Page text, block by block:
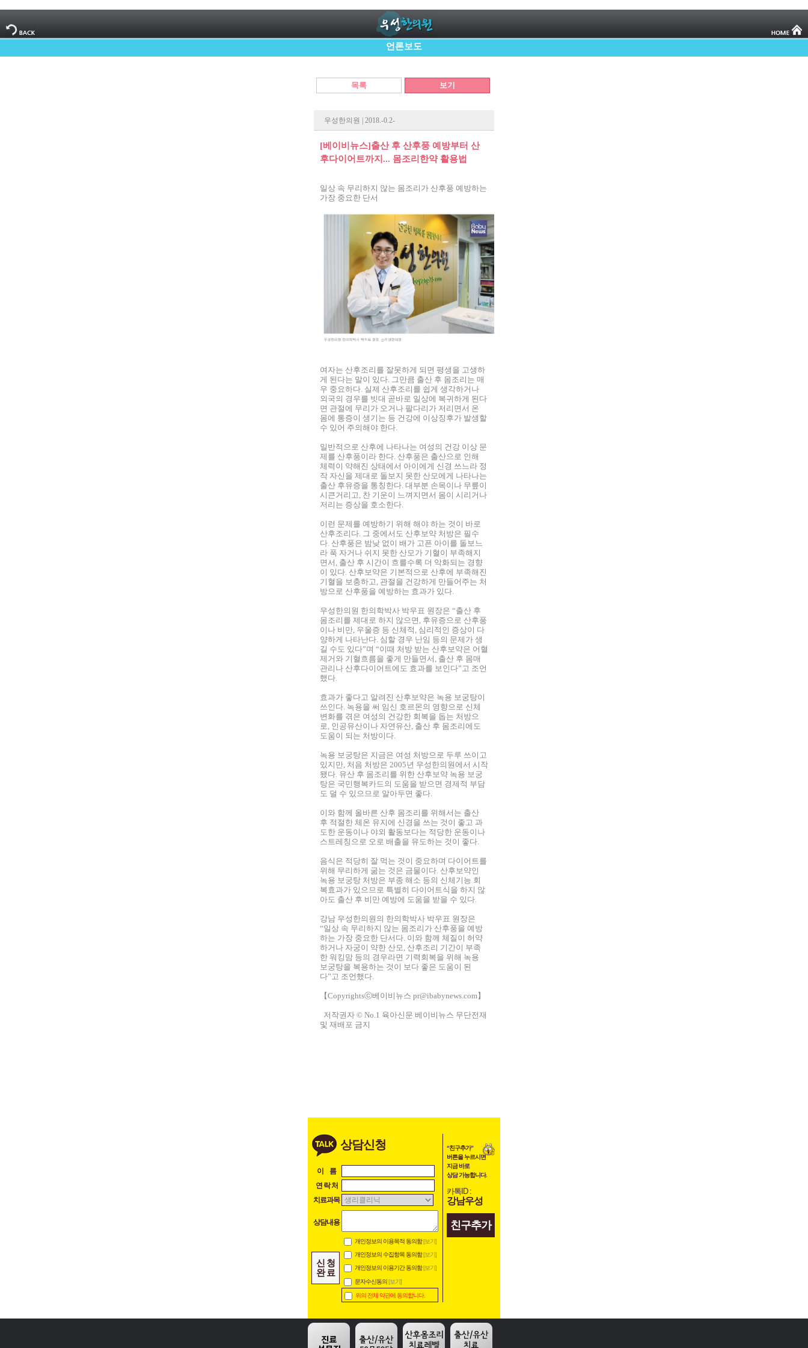
언론보도
목록 보기
우성한의원 | 2018.-0.2-
[베이비뉴스]출산 후 산후풍 예방부터 산
후다이어트까지... 몸조리한약 활용법
일상 속 무리하지 않는 몸조리가 산후풍 예방하는
가장 중요한 단서
여자는 산후조리를 잘못하게 되면 평생을 고생하
게 된다는 말이 있다. 그만큼 출산 후 몸조리는 매
우 중요하다. 실제 산후조리를 쉽게 생각하거나
외국의 경우를 빗대 곧바로 일상에 복귀하게 된다
면 관절에 무리가 오거나 팔다리가 저리면서 온
몸에 통증이 생기는 등 건강에 이상징후가 발생할
수 있어 주의해야 한다.
일반적으로 산후에 나타나는 여성의 건강 이상 문
제를 산후풍이라 한다. 산후풍은 출산으로 인해
체력이 약해진 상태에서 아이에게 신경 쓰느라 정
작 자신을 제대로 돌보지 못한 산모에게 나타나는
출산 후유증을 통칭한다. 대부분 손목이나 무릎이
시큰거리고, 찬 기운이 느껴지면서 몸이 시리거나
저리는 증상을 호소한다.
이런 문제를 예방하기 위해 해야 하는 것이 바로
산후조리다. 그 중에서도 산후보약 처방은 필수
다. 산후풍은 밤낮 없이 배가 고픈 아이를 돌보느
라 푹 자거나 쉬지 못한 산모가 기혈이 부족해지
면서, 출산 후 시간이 흐를수록 더 악화되는 경향
이 있다. 산후보약은 기본적으로 산후에 부족해진
기혈을 보충하고, 관절을 건강하게 만들어주는 처
방으로 산후풍을 예방하는 효과가 있다.
우성한의원 한의학박사 박우표 원장은 “출산 후
몸조리를 제대로 하지 않으면, 후유증으로 산후풍
이나 비만, 우울증 등 신체적, 심리적인 증상이 다
양하게 나타난다. 심할 경우 난임 등의 문제가 생
길 수도 있다”며 “이때 처방 받는 산후보약은 어혈
제거와 기혈흐름을 좋게 만들면서, 출산 후 몸매
관리나 산후다이어트에도 효과를 보인다”고 조언
했다.
효과가 좋다고 알려진 산후보약은 녹용 보궁탕이
쓰인다. 녹용을 써 임신 호르몬의 영향으로 신체
변화를 겪은 여성의 건강한 회복을 돕는 처방으
로, 인공유산이나 자연유산, 출산 후 몸조리에도
도움이 되는 처방이다.
녹용 보궁탕은 지금은 여성 처방으로 두루 쓰이고
있지만, 처음 처방은 2005년 우성한의원에서 시작
됐다. 유산 후 몸조리를 위한 산후보약 녹용 보궁
탕은 국민행복카드의 도움을 받으면 경제적 부담
도 덜 수 있으므로 알아두면 좋다.
이와 함께 올바른 산후 몸조리를 위해서는 출산
후 적절한 체온 유지에 신경을 쓰는 것이 좋고 과
도한 운동이나 야외 활동보다는 적당한 운동이나
스트레칭으로 오로 배출을 유도하는 것이 좋다.
음식은 적당히 잘 먹는 것이 중요하며 다이어트를
위해 무리하게 굶는 것은 금물이다. 산후보약인
녹용 보궁탕 처방은 부종 해소 등의 신체기능 회
복효과가 있으므로 특별히 다이어트식을 하지 않
아도 출산 후 비만 예방에 도움을 받을 수 있다.
강남 우성한의원의 한의학박사 박우표 원장은
“일상 속 무리하지 않는 몸조리가 산후풍을 예방
하는 가장 중요한 단서다. 이와 함께 체질이 허약
하거나 자궁이 약한 산모, 산후조리 기간이 부족
한 워킹맘 등의 경우라면 기력회복을 위해 녹용
보궁탕을 복용하는 것이 보다 좋은 도움이 된
다”고 조언했다.
【Copyrightsⓒ베이비뉴스 pr@ibabynews.com】
저작권자 © No.1 육아신문 베이비뉴스 무단전재
및 재배포 금지
상담신청
이 름
연 락 처
치료과목
상담내용
신 청
완 료
개인정보의 이용목적 동의함[보기]
개인정보의 수집항목 동의함[보기]
개인정보의 이용기간 동의함[보기]
문자수신동의[보기]
위의 전체 약관에 동의합니다.
“친구추가”
버튼을 누르시면
지금 바로
상담 가능합니다.
카톡ID :
강남우성
친구추가